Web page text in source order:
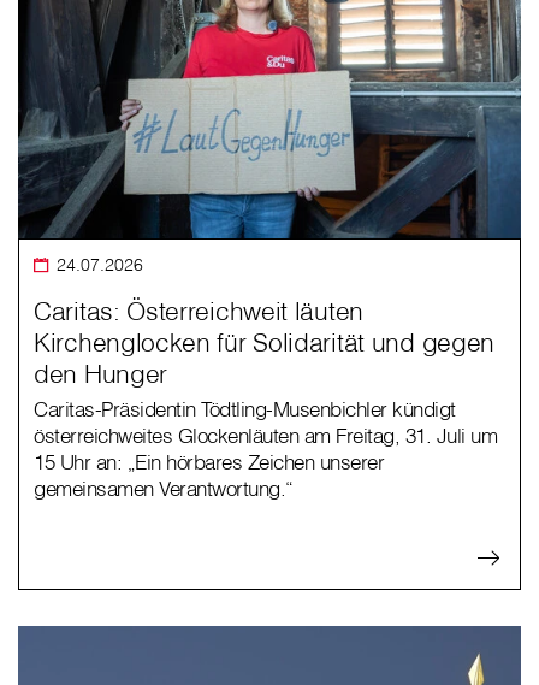
24.07.2026
Caritas: Österreichweit läuten
Kirchenglocken für Solidarität und gegen
den Hunger
Caritas-Präsidentin Tödtling-Musenbichler kündigt
österreichweites Glockenläuten am Freitag, 31. Juli um
15 Uhr an: „Ein hörbares Zeichen unserer
gemeinsamen Verantwortung.“